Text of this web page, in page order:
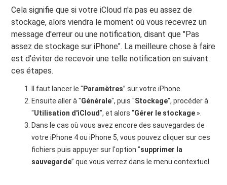
Cela signifie que si votre iCloud n'a pas eu assez de
stockage, alors viendra le moment où vous recevrez un
message d'erreur ou une notification, disant que "Pas
assez de stockage sur iPhone". La meilleure chose à faire
est d'éviter de recevoir une telle notification en suivant
ces étapes.
Il faut lancer le " Paramètres” sur votre iPhone.
Ensuite aller à "Générale", puis "Stockage", procéder à
"Utilisation d'iCloud", et alors "Gérer le stockage ».
Dans le cas où vous avez encore des sauvegardes de
votre iPhone 4 ou iPhone 5, vous pouvez cliquer sur ces
fichiers puis appuyer sur l'option "supprimer la
sauvegarde” que vous verrez dans le menu contextuel.